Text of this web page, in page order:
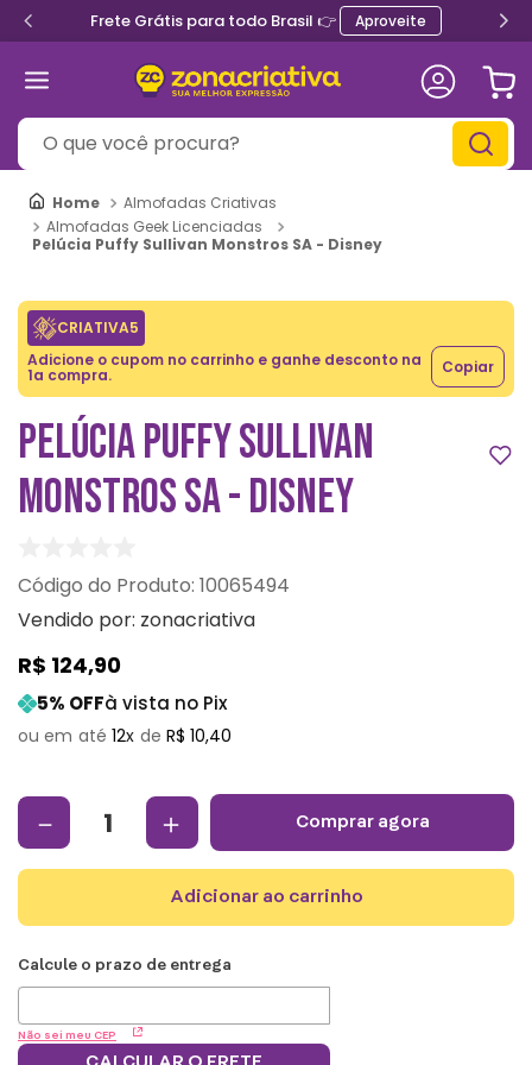
Frete Grátis para todo Brasil 👉 Aproveite
O que você procura?
Almofadas Criativas
Almofadas Geek Licenciadas
Pelúcia Puffy Sullivan Monstros SA - Disney
CRIATIVA5
Adicione o cupom no carrinho e ganhe desconto na
1a compra. Copiar
PELÚCIA PUFFY SULLIVAN
MONSTROS SA - DISNEY
: 10065494
Vendido por: zonacriativa
R$ 124,90
5% OFFà vista no Pix
12 R$ 10,40
＋
－ comprar agora
adicionar ao carrinho
Não sei meu CEP